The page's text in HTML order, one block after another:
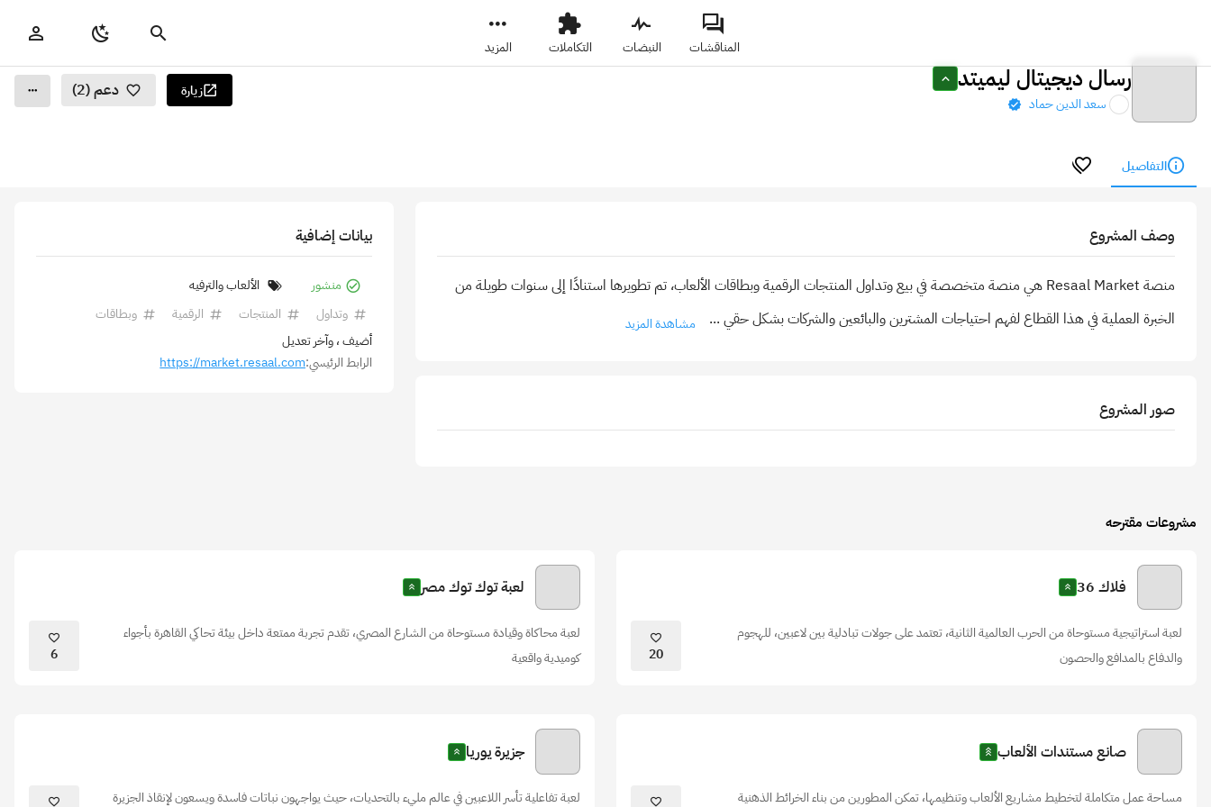
المناقشات النبضات التكاملات المزيد
رسال ديجيتال ليميتد
سعد الدين حماد
زيارة دعم (2)
التفاصيل
وصف المشروع
منصة Resaal Market هي منصة متخصصة في بيع وتداول المنتجات الرقمية وبطاقات الألعاب، تم تطويرها استنادًا إلى سنوات طويلة من
الخبرة العملية في هذا القطاع لفهم احتياجات المشترين والبائعين والشركات بشكل حقي ... مشاهدة المزيد
صور المشروع
بيانات إضافية
منشور
الألعاب والترفيه
وتداول
المنتجات الرقمية
وبطاقات
أضيف، وآخر تعديل
الرابط الرئيسي:https://market.resaal.com
مشروعات مقترحه
فلاك 36
لعبة استراتيجية مستوحاة من الحرب العالمية الثانية، تعتمد على جولات تبادلية بين لاعبين، للهجوم
والدفاع بالمدافع والحصون
20
لعبة توك توك مصر
لعبة محاكاة وقيادة مستوحاة من الشارع المصري، تقدم تجربة ممتعة داخل بيئة تحاكي القاهرة بأجواء
كوميدية واقعية
6
صانع مستندات الألعاب
مساحة عمل متكاملة لتخطيط مشاريع الألعاب وتنظيمها، تمكن المطورين من بناء الخرائط الذهنية
جزيرة يوريا
لعبة تفاعلية تأسر اللاعبين في عالم مليء بالتحديات، حيث يواجهون نباتات فاسدة ويسعون لإنقاذ الجزيرة